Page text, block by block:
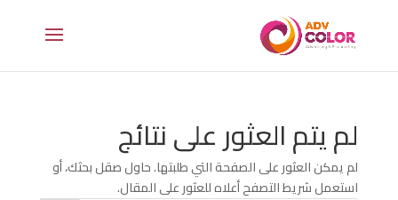
لم يتم العثور على نتائج
لم يمكن العثور على الصفحة التي طلبتها. حاول صقل بحثك، أو
استعمل شريط التصفح أعلاه للعثور على المقال.